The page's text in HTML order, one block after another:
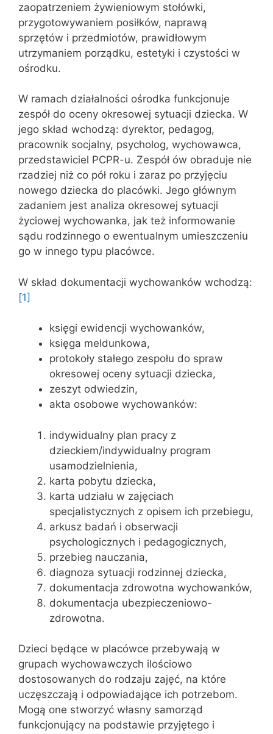
zaopatrzeniem żywieniowym stołówki,
przygotowywaniem posiłków, naprawą
sprzętów i przedmiotów, prawidłowym
utrzymaniem porządku, estetyki i czystości w
ośrodku.
W ramach działalności ośrodka funkcjonuje
zespół do oceny okresowej sytuacji dziecka. W
jego skład wchodzą: dyrektor, pedagog,
pracownik socjalny, psycholog, wychowawca,
przedstawiciel PCPR-u. Zespół ów obraduje nie
rzadziej niż co pół roku i zaraz po przyjęciu
nowego dziecka do placówki. Jego głównym
zadaniem jest analiza okresowej sytuacji
życiowej wychowanka, jak też informowanie
sądu rodzinnego o ewentualnym umieszczeniu
go w innego typu placówce.
W skład dokumentacji wychowanków wchodzą:
[1]
księgi ewidencji wychowanków,
księga meldunkowa,
protokoły stałego zespołu do spraw
okresowej oceny sytuacji dziecka,
zeszyt odwiedzin,
akta osobowe wychowanków:
indywidualny plan pracy z
dzieckiem/indywidualny program
usamodzielnienia,
karta pobytu dziecka,
karta udziału w zajęciach
specjalistycznych z opisem ich przebiegu,
arkusz badań i obserwacji
psychologicznych i pedagogicznych,
przebieg nauczania,
diagnoza sytuacji rodzinnej dziecka,
dokumentacja zdrowotna wychowanków,
dokumentacja ubezpieczeniowo-
zdrowotna.
Dzieci będące w placówce przebywają w
grupach wychowawczych ilościowo
dostosowanych do rodzaju zajęć, na które
uczęszczają i odpowiadające ich potrzebom.
Mogą one stworzyć własny samorząd
funkcjonujący na podstawie przyjętego i